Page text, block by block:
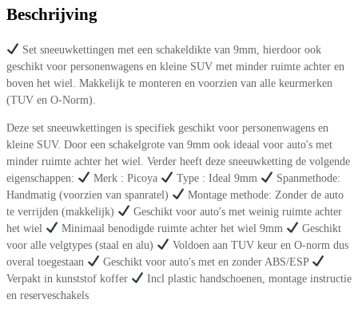
Beschrijving
Set sneeuwkettingen met een schakeldikte van 9mm, hierdoor ook
geschikt voor personenwagens en kleine SUV met minder ruimte achter en
boven het wiel. Makkelijk te monteren en voorzien van alle keurmerken
(TUV en O-Norm).
Deze set sneeuwkettingen is specifiek geschikt voor personenwagens en
kleine SUV. Door een schakelgrote van 9mm ook ideaal voor auto's met
minder ruimte achter het wiel. Verder heeft deze sneeuwketting de volgende
eigenschappen:
Merk : Picoya Type : Ideal 9mm
Spanmethode:
Handmatig (voorzien van spanratel)
Montage methode: Zonder de auto
te verrijden (makkelijk)
Geschikt voor auto's met weinig ruimte achter
het wiel
Minimaal benodigde ruimte achter het wiel 9mm
Geschikt
voor alle velgtypes (staal en alu)
Voldoen aan TUV keur en O-norm dus
overal toegestaan
Geschikt voor auto's met en zonder ABS/ESP
Verpakt in kunststof koffer
Incl plastic handschoenen, montage instructie
en reserveschakels